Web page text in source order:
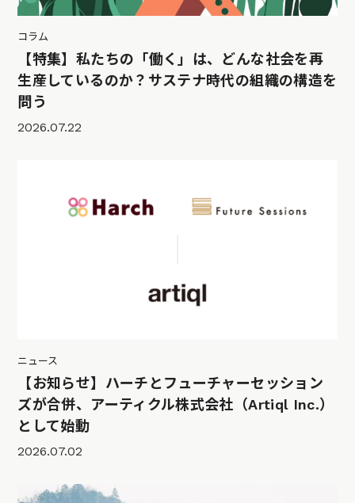
コラム
【特集】私たちの「働く」は、どんな社会を再
生産しているのか？サステナ時代の組織の構造を
問う
2026.07.22
ニュース
【お知らせ】ハーチとフューチャーセッション
ズが合併、アーティクル株式会社（Artiql Inc.）
として始動
2026.07.02